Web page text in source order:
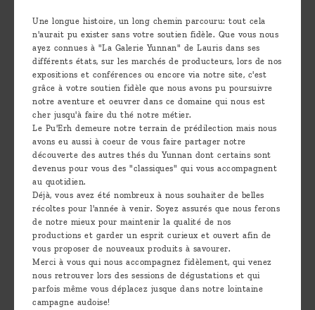
Une longue histoire, un long chemin parcouru: tout cela
n'aurait pu exister sans votre soutien fidèle. Que vous nous
ayez connues à "La Galerie Yunnan" de Lauris dans ses
différents états, sur les marchés de producteurs, lors de nos
expositions et conférences ou encore via notre site, c'est
grâce à votre soutien fidèle que nous avons pu poursuivre
notre aventure et oeuvrer dans ce domaine qui nous est
cher jusqu'à faire du thé notre métier.
Le Pu'Erh demeure notre terrain de prédilection mais nous
avons eu aussi à coeur de vous faire partager notre
découverte des autres thés du Yunnan dont certains sont
devenus pour vous des "classiques" qui vous accompagnent
au quotidien.
Déjà, vous avez été nombreux à nous souhaiter de belles
récoltes pour l'année à venir. Soyez assurés que nous ferons
de notre mieux pour maintenir la qualité de nos
productions et garder un esprit curieux et ouvert afin de
vous proposer de nouveaux produits à savourer.
Merci à vous qui nous accompagnez fidèlement, qui venez
nous retrouver lors des sessions de dégustations et qui
parfois même vous déplacez jusque dans notre lointaine
campagne audoise!